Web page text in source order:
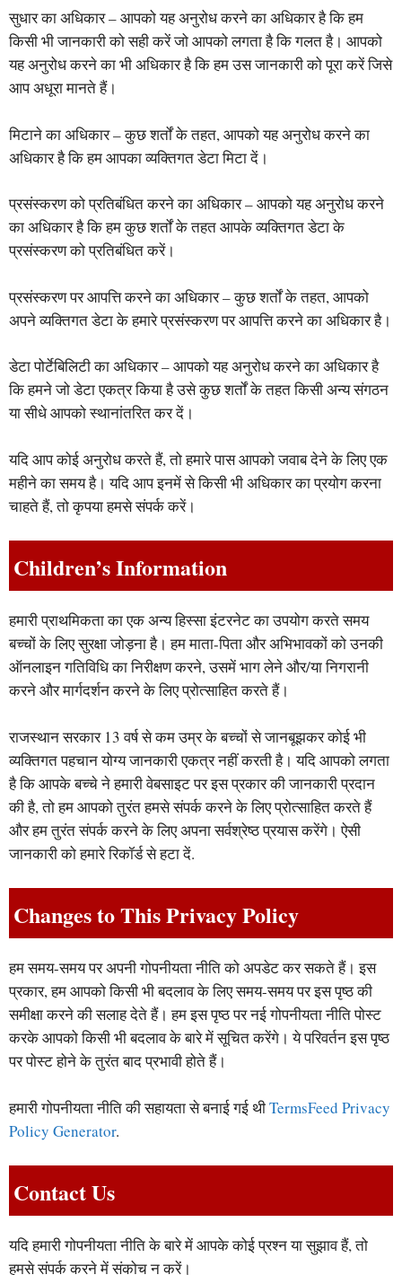
सुधार का अधिकार – आपको यह अनुरोध करने का अधिकार है कि हम
किसी भी जानकारी को सही करें जो आपको लगता है कि गलत है। आपको
यह अनुरोध करने का भी अधिकार है कि हम उस जानकारी को पूरा करें जिसे
आप अधूरा मानते हैं।
मिटाने का अधिकार – कुछ शर्तों के तहत, आपको यह अनुरोध करने का
अधिकार है कि हम आपका व्यक्तिगत डेटा मिटा दें।
प्रसंस्करण को प्रतिबंधित करने का अधिकार – आपको यह अनुरोध करने
का अधिकार है कि हम कुछ शर्तों के तहत आपके व्यक्तिगत डेटा के
प्रसंस्करण को प्रतिबंधित करें।
प्रसंस्करण पर आपत्ति करने का अधिकार – कुछ शर्तों के तहत, आपको
अपने व्यक्तिगत डेटा के हमारे प्रसंस्करण पर आपत्ति करने का अधिकार है।
डेटा पोर्टेबिलिटी का अधिकार – आपको यह अनुरोध करने का अधिकार है
कि हमने जो डेटा एकत्र किया है उसे कुछ शर्तों के तहत किसी अन्य संगठन
या सीधे आपको स्थानांतरित कर दें।
यदि आप कोई अनुरोध करते हैं, तो हमारे पास आपको जवाब देने के लिए एक
महीने का समय है। यदि आप इनमें से किसी भी अधिकार का प्रयोग करना
चाहते हैं, तो कृपया हमसे संपर्क करें।
Children’s Information
हमारी प्राथमिकता का एक अन्य हिस्सा इंटरनेट का उपयोग करते समय
बच्चों के लिए सुरक्षा जोड़ना है। हम माता-पिता और अभिभावकों को उनकी
ऑनलाइन गतिविधि का निरीक्षण करने, उसमें भाग लेने और/या निगरानी
करने और मार्गदर्शन करने के लिए प्रोत्साहित करते हैं।
राजस्थान सरकार 13 वर्ष से कम उम्र के बच्चों से जानबूझकर कोई भी
व्यक्तिगत पहचान योग्य जानकारी एकत्र नहीं करती है। यदि आपको लगता
है कि आपके बच्चे ने हमारी वेबसाइट पर इस प्रकार की जानकारी प्रदान
की है, तो हम आपको तुरंत हमसे संपर्क करने के लिए प्रोत्साहित करते हैं
और हम तुरंत संपर्क करने के लिए अपना सर्वश्रेष्ठ प्रयास करेंगे। ऐसी
जानकारी को हमारे रिकॉर्ड से हटा दें.
Changes to This Privacy Policy
हम समय-समय पर अपनी गोपनीयता नीति को अपडेट कर सकते हैं। इस
प्रकार, हम आपको किसी भी बदलाव के लिए समय-समय पर इस पृष्ठ की
समीक्षा करने की सलाह देते हैं। हम इस पृष्ठ पर नई गोपनीयता नीति पोस्ट
करके आपको किसी भी बदलाव के बारे में सूचित करेंगे। ये परिवर्तन इस पृष्ठ
पर पोस्ट होने के तुरंत बाद प्रभावी होते हैं।
हमारी गोपनीयता नीति की सहायता से बनाई गई थीTermsFeed Privacy
Policy Generator.
Contact Us
यदि हमारी गोपनीयता नीति के बारे में आपके कोई प्रश्न या सुझाव हैं, तो
हमसे संपर्क करने में संकोच न करें।